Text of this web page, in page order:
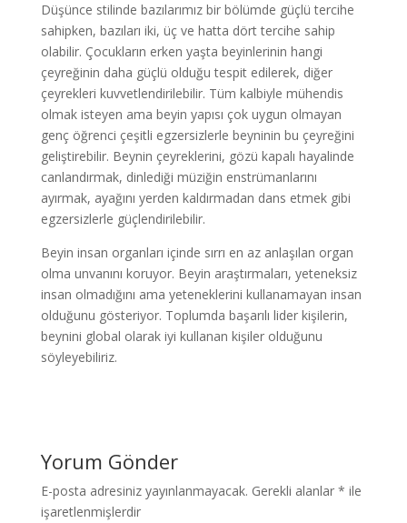
Düşünce stilinde bazılarımız bir bölümde güçlü tercihe
sahipken, bazıları iki, üç ve hatta dört tercihe sahip
olabilir. Çocukların erken yaşta beyinlerinin hangi
çeyreğinin daha güçlü olduğu tespit edilerek, diğer
çeyrekleri kuvvetlendirilebilir. Tüm kalbiyle mühendis
olmak isteyen ama beyin yapısı çok uygun olmayan
genç öğrenci çeşitli egzersizlerle beyninin bu çeyreğini
geliştirebilir. Beynin çeyreklerini, gözü kapalı hayalinde
canlandırmak, dinlediği müziğin enstrümanlarını
ayırmak, ayağını yerden kaldırmadan dans etmek gibi
egzersizlerle güçlendirilebilir.
Beyin insan organları içinde sırrı en az anlaşılan organ
olma unvanını koruyor. Beyin araştırmaları, yeteneksiz
insan olmadığını ama yeteneklerini kullanamayan insan
olduğunu gösteriyor. Toplumda başarılı lider kişilerin,
beynini global olarak iyi kullanan kişiler olduğunu
söyleyebiliriz.
Yorum Gönder
E-posta adresiniz yayınlanmayacak. Gerekli alanlar * ile
işaretlenmişlerdir